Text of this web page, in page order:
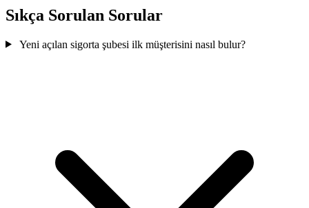
Sıkça Sorulan Sorular
Yeni açılan sigorta şubesi ilk müşterisini nasıl bulur?